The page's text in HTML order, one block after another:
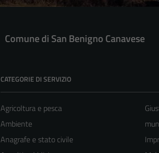
Comune di San Benigno Canavese
CATEGORIE DI SERVIZIO
Agricoltura e pesca
Ambiente
Anagrafe e stato civile